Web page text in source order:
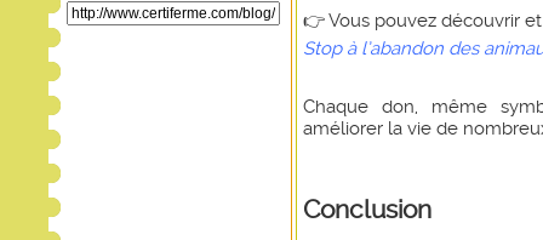
👉 Vous pouvez découvrir
Stop à l’abandon des
Chaque don, même
améliorer la vie de
Conclusion